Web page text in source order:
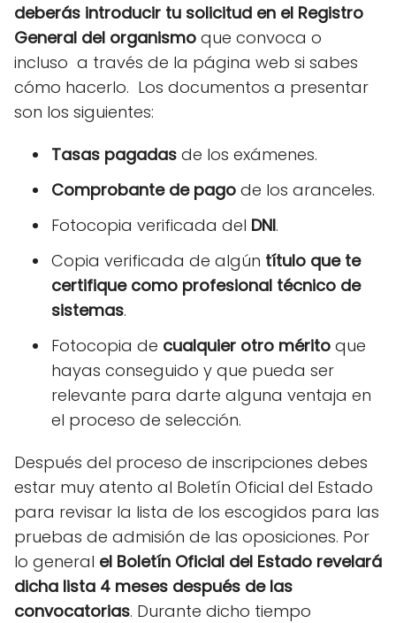
deberás introducir tu solicitud en el Registro
General del organismo que convoca o
incluso a través de la página web si sabes
cómo hacerlo. Los documentos a presentar
son los siguientes:
Tasas pagadas de los exámenes.
Comprobante de pago de los aranceles.
Fotocopia verificada del DNI.
Copia verificada de algún título que te
certifique como profesional técnico de
sistemas.
Fotocopia de cualquier otro mérito que
hayas conseguido y que pueda ser
relevante para darte alguna ventaja en
el proceso de selección.
Después del proceso de inscripciones debes
estar muy atento al Boletín Oficial del Estado
para revisar la lista de los escogidos para las
pruebas de admisión de las oposiciones. Por
lo general el Boletín Oficial del Estado revelará
dicha lista 4 meses después de las
convocatorias. Durante dicho tiempo